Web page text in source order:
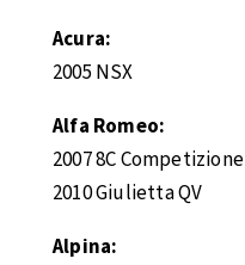
Acura:
2005 NSX
Alfa Romeo:
2007 8C Competizione
2010 Giulietta QV
Alpina: